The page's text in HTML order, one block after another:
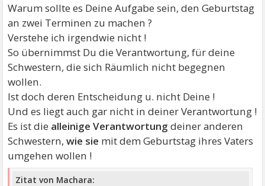
Warum sollte es Deine Aufgabe sein, den Geburtstag
an zwei Terminen zu machen ?
Verstehe ich irgendwie nicht !
So übernimmst Du die Verantwortung, für deine
Schwestern, die sich Räumlich nicht begegnen
wollen.
Ist doch deren Entscheidung u. nicht Deine !
Und es liegt auch gar nicht in deiner Verantwortung !
Es ist die alleinige Verantwortung deiner anderen
Schwestern,wie sie mit dem Geburtstag ihres Vaters
umgehen wollen !
Zitat von Machara: